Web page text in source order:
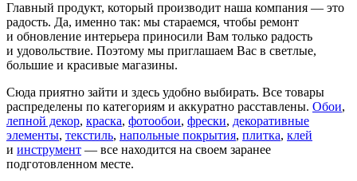
Главный продукт, который производит наша компания — это
радость. Да, именно так: мы стараемся, чтобы ремонт
и обновление интерьера приносили Вам только радость
и удовольствие. Поэтому мы приглашаем Вас в светлые,
большие и красивые магазины.
Сюда приятно зайти и здесь удобно выбирать. Все товары
распределены по категориям и аккуратно расставлены. Обои,
лепной декор, краска, фотообои, фрески, декоративные
элементы, текстиль, напольные покрытия, плитка, клей
и инструмент — все находится на своем заранее
подготовленном месте.